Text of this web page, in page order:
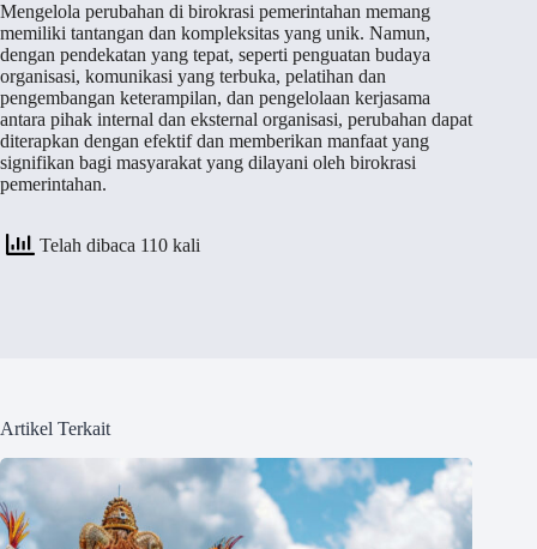
Mengelola perubahan di birokrasi pemerintahan memang
memiliki tantangan dan kompleksitas yang unik. Namun,
dengan pendekatan yang tepat, seperti penguatan budaya
organisasi, komunikasi yang terbuka, pelatihan dan
pengembangan keterampilan, dan pengelolaan kerjasama
antara pihak internal dan eksternal organisasi, perubahan dapat
diterapkan dengan efektif dan memberikan manfaat yang
signifikan bagi masyarakat yang dilayani oleh birokrasi
pemerintahan.
Telah dibaca 110 kali
Artikel Terkait